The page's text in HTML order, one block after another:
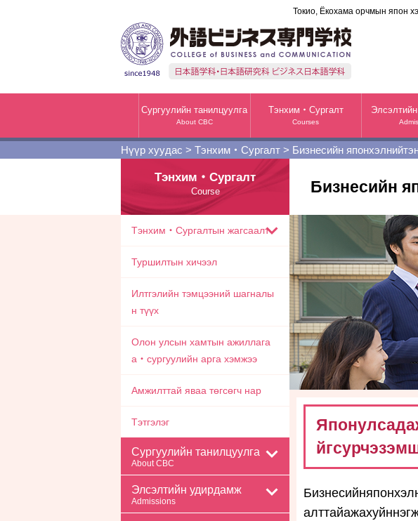
Токио, Ёкохама орчмын япон
Хуулийн
Сургуулийн танилцуулга
About CBC
Тэнхим・Сургалт
Courses
Нүүр хуудас > Тэнхим・Сургалт > Бизнесийн
Бизнесийн
Тэнхим・Сургалт
Course
Тэнхим・Сургалтын жагсаалт
Туршилтын хичээл
Илтгэлийн тэмцээний шагналы
н түүх
Олон улсын хамтын ажиллага
а・сургуулийн арга хэмжээ
Амжилттай яваа төгсөгч нар
Тэтгэлэг
Сургуулийн танилцуулга
About CBC
Элсэлтийн удирдамж
Admissions